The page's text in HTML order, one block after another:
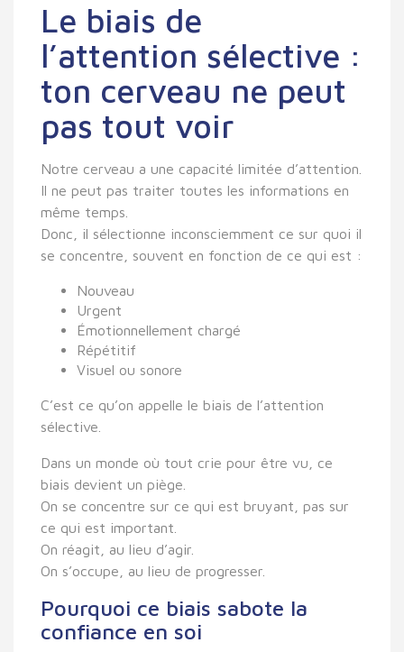
Le biais de
l’attention sélective :
ton cerveau ne peut
pas tout voir
Notre cerveau a une capacité limitée d’attention.
Il ne peut pas traiter toutes les informations en
même temps.
Donc, il sélectionne inconsciemment ce sur quoi il
se concentre, souvent en fonction de ce qui est :
Nouveau
Urgent
Émotionnellement chargé
Répétitif
Visuel ou sonore
C’est ce qu’on appelle le biais de l’attention
sélective
Dans un monde où tout crie pour être vu, ce
biais devient un piège.
On se concentre sur ce qui est bruyant, pas sur
ce qui est important.
On réagit, au lieu d’agir.
On s’occupe, au lieu de progresser.
Pourquoi ce biais sabote la
confiance en soi